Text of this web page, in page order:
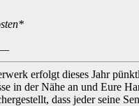
erfolgt dieses Jahr
in der Nähe an und Eure
dass jeder seine